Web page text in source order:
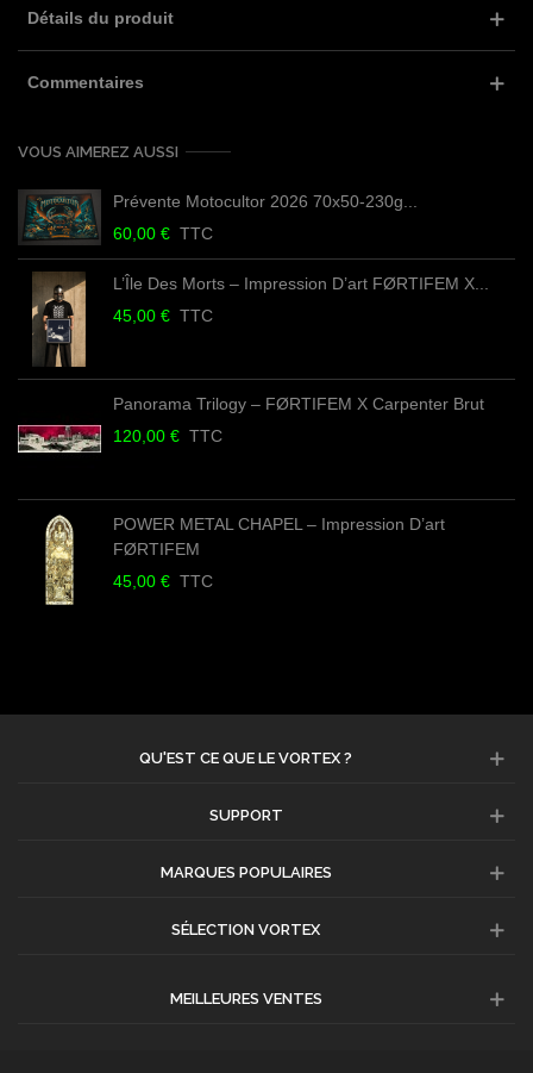
Détails du produit
Commentaires
VOUS AIMEREZ AUSSI
Prévente Motocultor 2026 70x50-230g...
60,00 € TTC
L’Île Des Morts – Impression D’art FØRTIFEM X...
45,00 € TTC
Panorama Trilogy – FØRTIFEM X Carpenter Brut
120,00 € TTC
POWER METAL CHAPEL – Impression D’art
FØRTIFEM
45,00 € TTC
QU'EST CE QUE LE VORTEX ?
SUPPORT
MARQUES POPULAIRES
SÉLECTION VORTEX
MEILLEURES VENTES